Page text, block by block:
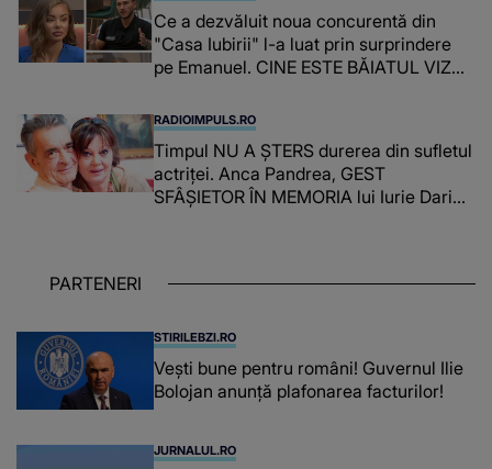
Ce a dezvăluit noua concurentă din
"Casa Iubirii" l-a luat prin surprindere
pe Emanuel. CINE ESTE BĂIATUL VIZAT
faptului împlinit, A RECUNOSCUT
IMEDIAT: "Am avut..."
RADIOIMPULS.RO
Timpul NU A ȘTERS durerea din sufletul
actriței. Anca Pandrea, GEST
SFÂȘIETOR ÎN MEMORIA lui Iurie Darie:
PARTENERI
STIRILEBZI.RO
Vești bune pentru români! Guvernul Ilie
Bolojan anunță plafonarea facturilor!
JURNALUL.RO